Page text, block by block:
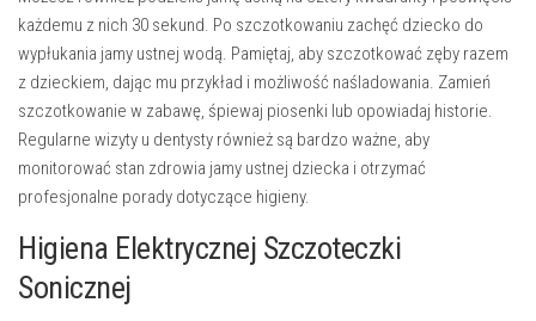
każdemu z nich 30 sekund. Po szczotkowaniu zachęć dziecko do
wypłukania jamy ustnej wodą. Pamiętaj, aby szczotkować zęby razem
z dzieckiem, dając mu przykład i możliwość naśladowania. Zamień
szczotkowanie w zabawę, śpiewaj piosenki lub opowiadaj historie.
Regularne wizyty u dentysty również są bardzo ważne, aby
monitorować stan zdrowia jamy ustnej dziecka i otrzymać
profesjonalne porady dotyczące higieny.
Higiena Elektrycznej Szczoteczki
Sonicznej